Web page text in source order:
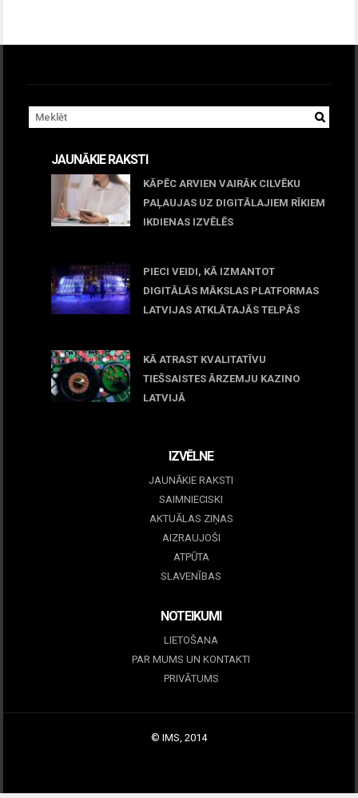
JAUNĀKIE RAKSTI
KĀPĒC ARVIEN VAIRĀK CILVĒKU
PAĻAUJAS UZ DIGITĀLAJIEM RĪKIEM
IKDIENAS IZVĒLĒS
PIECI VEIDI, KĀ IZMANTOT
DIGITĀLĀS MĀKSLAS PLATFORMAS
LATVIJAS ATKLĀTAJĀS TELPĀS
KĀ ATRAST KVALITATĪVU
TIEŠSAISTES ĀRZEMJU KAZINO
LATVIJĀ
IZVĒLNE
JAUNĀKIE RAKSTI
SAIMNIECISKI
AKTUĀLAS ZIŅAS
AIZRAUJOŠI
ATPŪTA
SLAVENĪBAS
NOTEIKUMI
LIETOŠANA
PAR MUMS UN KONTAKTI
PRIVĀTUMS
© IMS, 2014